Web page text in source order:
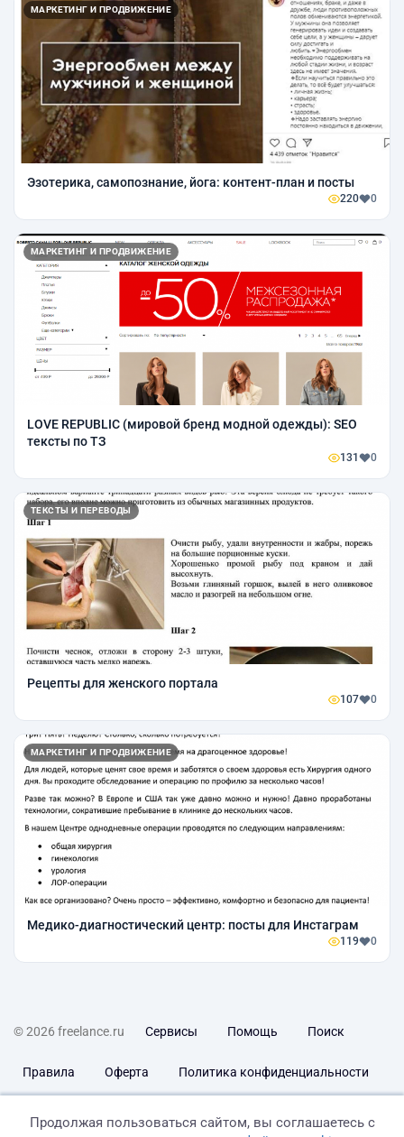
МАРКЕТИНГ И ПРОДВИЖЕНИЕ
Эзотерика, самопознание, йога: контент-план и посты
220 0
МАРКЕТИНГ И ПРОДВИЖЕНИЕ
LOVE REPUBLIC (мировой бренд модной одежды): SEO
тексты по ТЗ
131 0
ТЕКСТЫ И ПЕРЕВОДЫ
Рецепты для женского портала
107 0
МАРКЕТИНГ И ПРОДВИЖЕНИЕ
Медико-диагностический центр: посты для Инстаграм
119 0
© 2026 freelance.ru Сервисы Помощь Поиск
Правила Оферта Политика конфиденциальности
Продолжая пользоваться сайтом, вы соглашаетесь с